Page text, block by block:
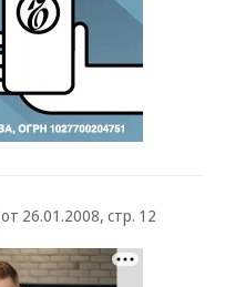
от 26.01.2008, стр. 12